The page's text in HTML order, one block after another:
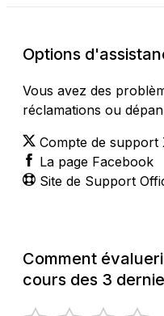
Options
Vous avez des
réclamations ou
Compte de support
La page Facebook
Site de Support
Comment
cours des 3